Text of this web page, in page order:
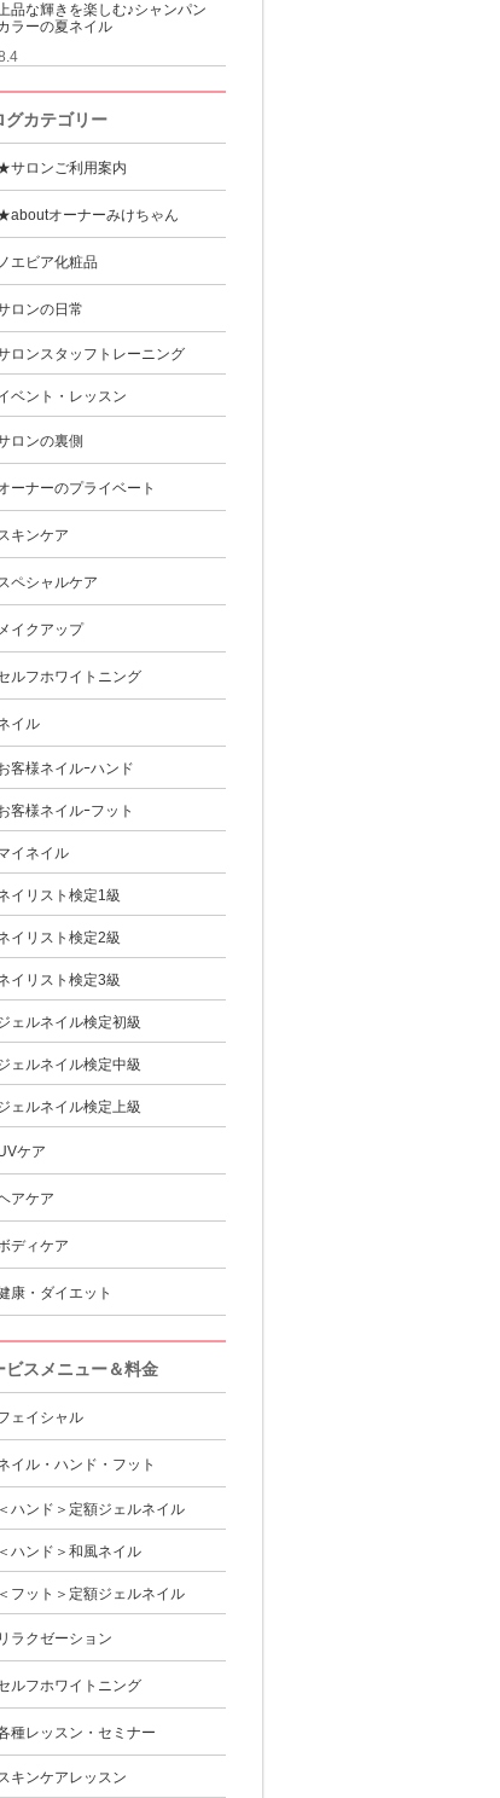
品な輝きを楽しむ♪シャンパン
ラーの夏ネイル
グカテゴリー
サロンご利用案内
オーナーみけちゃん
ノエビア化粧品
ロンの日常
ロンスタッフトレーニング
ベント・レッスン
ロンの裏側
ーナーのプライベート
キンケア
ペシャルケア
メイクアップ
ルフホワイトニング
イル
客様ネイルｰハンド
客様ネイルｰフット
イネイル
イリスト検定1級
イリスト検定2級
イリスト検定3級
ェルネイル検定初級
ェルネイル検定中級
ェルネイル検定上級
ケア
アケア
ディケア
康・ダイエット
ビスメニュー＆料金
ェイシャル
イル・ハンド・フット
＜ハンド＞定額ジェルネイル
＜ハンド＞和風ネイル
＜フット＞定額ジェルネイル
リラクゼーション
ルフホワイトニング
種レッスン・セミナー
キンケアレッスン